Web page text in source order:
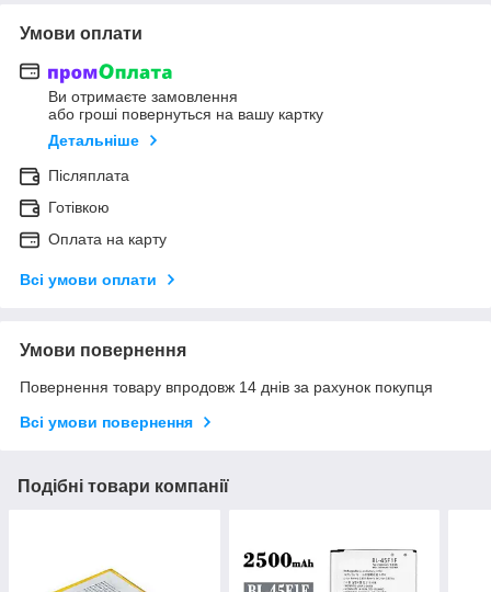
Умови оплати
Ви отримаєте замовлення
або гроші повернуться на вашу картку
Детальніше
Післяплата
Готівкою
Оплата на карту
Всі умови оплати
Умови повернення
Повернення товару впродовж 14 днів за рахунок покупця
Всі умови повернення
Подібні товари компанії